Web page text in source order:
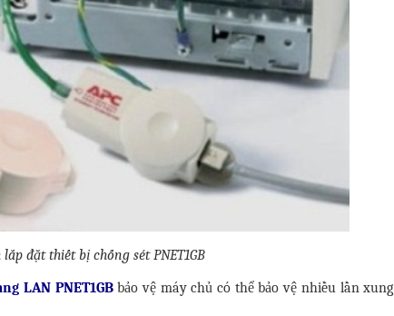
đặt thiết bị chống sét PNET1GB
LAN PNET1GB bảo vệ máy chủ có thể bảo vệ nhiều lần xung